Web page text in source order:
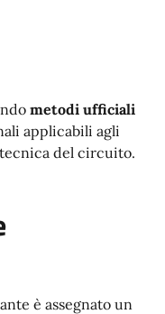
metodi ufficiali
applicabili agli
del circuito.
è assegnato un